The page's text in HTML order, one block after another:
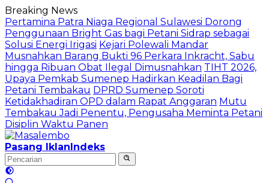
Langsung
ke
konten
Breaking News
Pertamina Patra Niaga Regional Sulawesi Dorong
Penggunaan Bright Gas bagi Petani Sidrap sebagai
Solusi Energi Irigasi Kejari Polewali Mandar
Musnahkan Barang Bukti 96 Perkara Inkracht, Sabu
hingga Ribuan Obat Ilegal Dimusnahkan TIHT 2026,
Upaya Pemkab Sumenep Hadirkan Keadilan Bagi
Petani Tembakau DPRD Sumenep Soroti
Ketidakhadiran OPD dalam Rapat Anggaran Mutu
Tembakau Jadi Penentu, Pengusaha Meminta Petani
Disiplin Waktu Panen
Pasang IklanIndeks